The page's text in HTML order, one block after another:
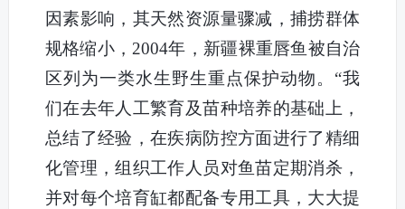
因素影响，其天然资源量骤减，捕捞群体
规格缩小，2004年，新疆裸重唇鱼被自治
区列为一类水生野生重点保护动物。“我
们在去年人工繁育及苗种培养的基础上，
总结了经验，在疾病防控方面进行了精细
化管理，组织工作人员对鱼苗定期消杀，
并对每个培育缸都配备专用工具，大大提